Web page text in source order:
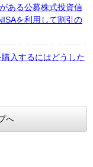
ある公募株式投資信
を利用して割引の
入するにはどうした
へ